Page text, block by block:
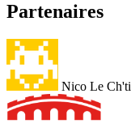
Partenaires
Nico Le Ch'ti